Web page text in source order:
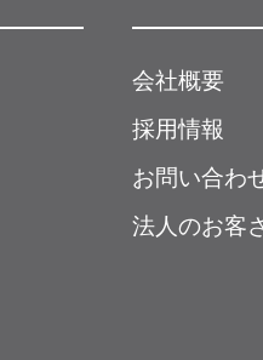
会社概要
採用情報
お問い合わ
法人のお客